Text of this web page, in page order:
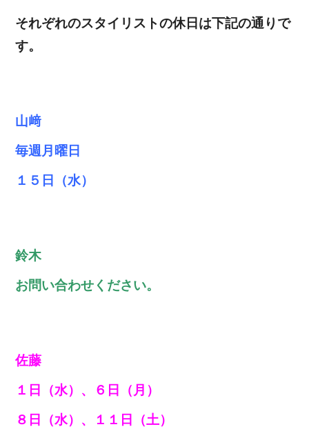
それぞれのスタイリストの休日は下記の通りで
す。
山﨑
毎週月曜日
１５日（水）
鈴木
お問い合わせください。
佐藤
１日（水）、６日（月）
８日（水）、１１日（土）